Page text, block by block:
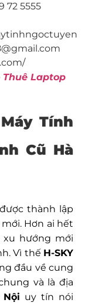
72 5555
Thuê Laptop
Tính
Cũ Hà
được thành lập
Hơn ai hết
hướng mới
Vì thế H-SKY
đầu về cung
và là địa
uy tín nói